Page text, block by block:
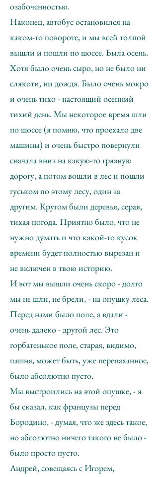
озабоченностью.
Наконец, автобус остановился на
каком-то повороте, и мы всей толпой
вышли и пошли по шоссе. Была осень.
Хотя было очень сыро, но не было ни
слякоти, ни дождя. Было очень мокро
и очень тихо - настоящий осенний
тихий день. Мы некоторое время шли
по шоссе (я помню, что проехало две
машины) и очень быстро повернули
сначала вниз на какую-то грязную
дорогу, а потом вошли в лес и пошли
гуськом по этому лесу, один за
другим. Кругом были деревья, серая,
тихая погода. Приятно было, что не
нужно думать и что какой-то кусок
времени будет полностью вырезан и
не включен в твою историю.
И вот мы вышли очень скоро - долго
мы не шли, не брели, - на опушку леса.
Перед нами было поле, а вдали -
очень далеко - другой лес. Это
горбатенькое поле, старая, видимо,
пашня, может быть, уже перепаханное,
было абсолютно пусто.
Мы выстроились на этой опушке, - я
бы сказал, как французы перед
Бородино, - думая, что же здесь такое,
но абсолютно ничего такого не было -
было просто пусто.
Андрей, совещаясь с Игорем,